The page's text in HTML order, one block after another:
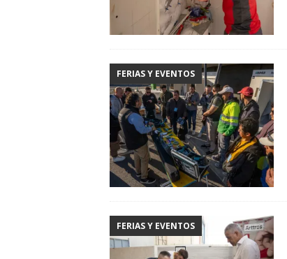
FERIAS Y EVENTOS
FERIAS Y EVENTOS